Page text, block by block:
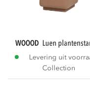
WOOOD luen
Levering uit
Collection